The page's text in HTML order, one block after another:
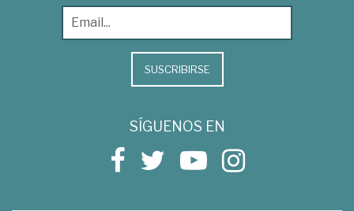
SUSCRIBIRSE
SÍGUENOS EN